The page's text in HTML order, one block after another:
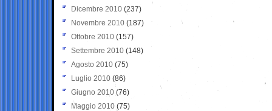
Dicembre 2010 (237)
Novembre 2010 (187)
Ottobre 2010 (157)
Settembre 2010 (148)
Agosto 2010 (75)
Luglio 2010 (86)
Giugno 2010 (76)
Maggio 2010 (75)